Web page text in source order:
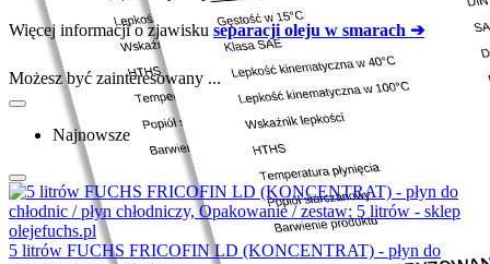
Więcej informacji o zjawisku separacji oleju w smarach ➔
Możesz być zainteresowany ...
Najnowsze
5 litrów FUCHS FRICOFIN LD (KONCENTRAT) - płyn do